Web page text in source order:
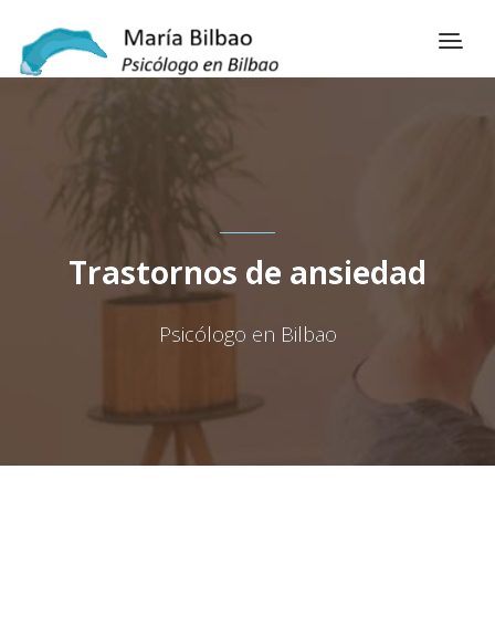
Trastornos de ansiedad
Psicólogo en Bilbao